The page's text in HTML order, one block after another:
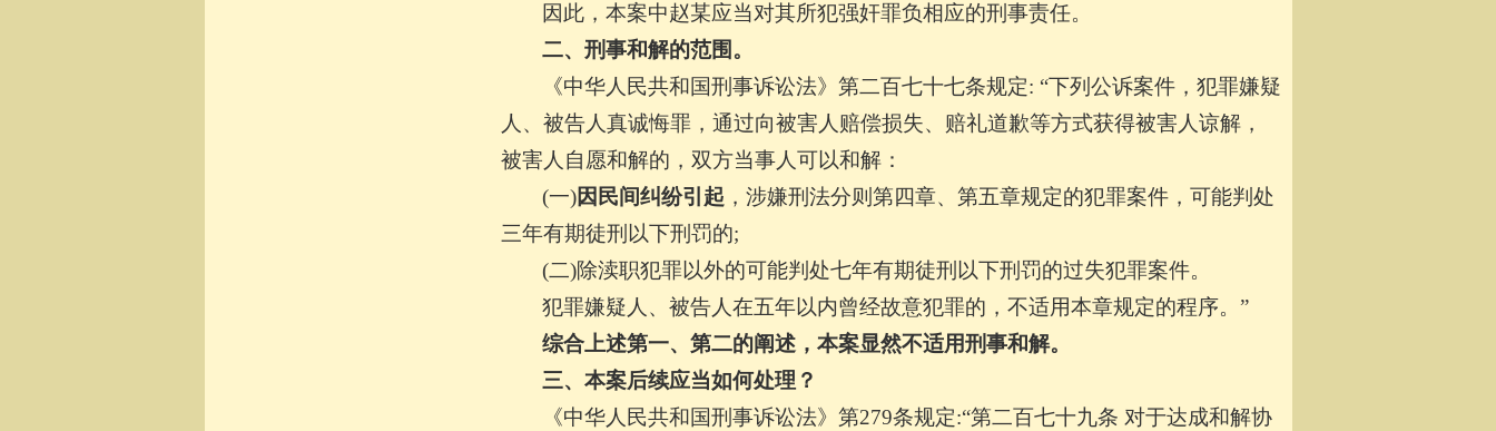
因此，本案中赵某应当对其所犯强奸罪负相应的刑事责任。
二、刑事和解的范围。
《中华人民共和国刑事诉讼法》第二百七十七条规定: “下列公诉案件，犯罪嫌疑
人、被告人真诚悔罪，通过向被害人赔偿损失、赔礼道歉等方式获得被害人谅解，
被害人自愿和解的，双方当事人可以和解：
(一)因民间纠纷引起 ，涉嫌刑法分则第四章、第五章规定的犯罪案件，可能判处
三年有期徒刑以下刑罚的;
(二)除渎职犯罪以外的可能判处七年有期徒刑以下刑罚的过失犯罪案件。
犯罪嫌疑人、被告人在五年以内曾经故意犯罪的，不适用本章规定的程序。”
综合上述第一、第二的阐述，本案显然不适用刑事和解。
三、本案后续应当如何处理？
《中华人民共和国刑事诉讼法》第279条规定:“第二百七十九条 对于达成和解协